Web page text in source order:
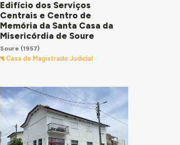
Edifício dos Serviços
Centrais e Centro de
Memória da Santa Casa da
Misericórdia de Soure
Soure (1957)
Casa de Magistrado Judicial